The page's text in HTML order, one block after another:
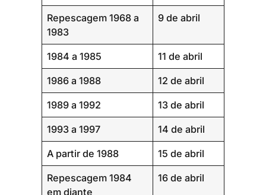
Repescagem 1968 a
1983
9 de abril
1984 a 1985 11 de abril
1986 a 1988 12 de abril
1989 a 1992 13 de abril
1993 a 1997 14 de abril
A partir de 1988 15 de abril
Repescagem 1984
em diante
16 de abril